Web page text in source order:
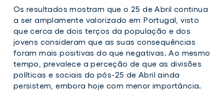
Os resultados mostram que o 25 de Abril continua
a ser amplamente valorizado em Portugal, visto
que cerca de dois terços da população e dos
jovens consideram que as suas consequências
foram mais positivas do que negativas. Ao mesmo
tempo, prevalece a perceção de que as divisões
políticas e sociais do pós-25 de Abril ainda
persistem, embora hoje com menor importância.